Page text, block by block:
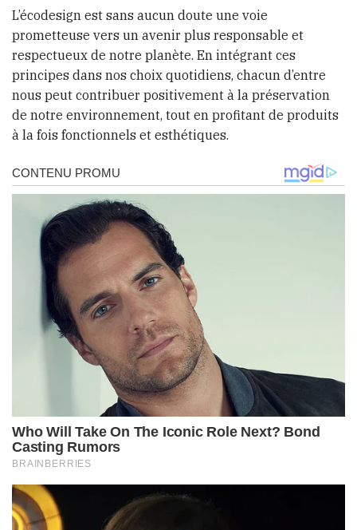
L’écodesign est sans aucun doute une voie
prometteuse vers un avenir plus responsable et
respectueux de notre planète. En intégrant ces
principes dans nos choix quotidiens, chacun d’entre
nous peut contribuer positivement à la préservation
de notre environnement, tout en profitant de produits
à la fois fonctionnels et esthétiques.